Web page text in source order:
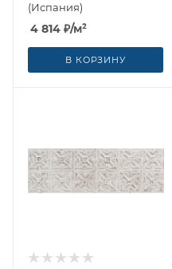
(Испания)
4 814 ₽/м²
В КОРЗИНУ